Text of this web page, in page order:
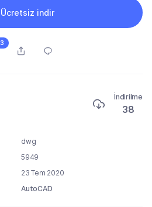
Ücretsiz indir
3
İndirilme
38
dwg
5949
23 Tem 2020
AutoCAD